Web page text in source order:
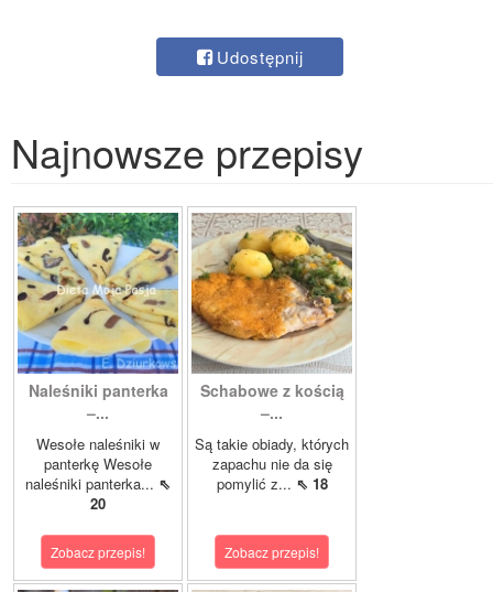
Udostępnij
Najnowsze przepisy
Naleśniki panterka
–...
Wesołe naleśniki w
panterkę Wesołe
naleśniki panterka... ⇖
20
Zobacz przepis!
Schabowe z kością
–...
Są takie obiady, których
zapachu nie da się
pomylić z... ⇖ 18
Zobacz przepis!